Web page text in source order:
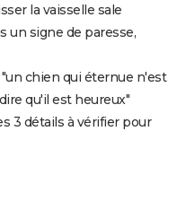
la vaisselle sale
un signe de paresse,
chien qui éternue n'est
qu'il est heureux"
3 détails à vérifier pour